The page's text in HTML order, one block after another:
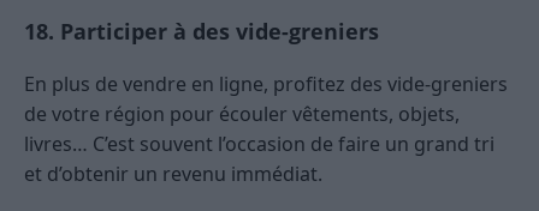
18. Participer à des vide-greniers
En plus de vendre en ligne, profitez des vide-greniers
de votre région pour écouler vêtements, objets,
livres… C’est souvent l’occasion de faire un grand tri
et d’obtenir un revenu immédiat.